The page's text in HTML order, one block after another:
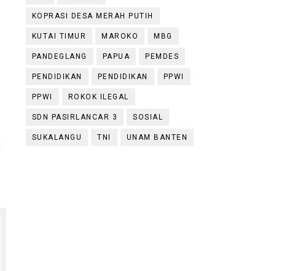
KOPRASI DESA MERAH PUTIH
KUTAI TIMUR MAROKO MBG
PANDEGLANG PAPUA PEMDES
PENDIDIKAN PENDIDIKAN PPWI
PPWI ROKOK ILEGAL
SDN PASIRLANCAR 3 SOSIAL
SUKALANGU TNI UNAM BANTEN